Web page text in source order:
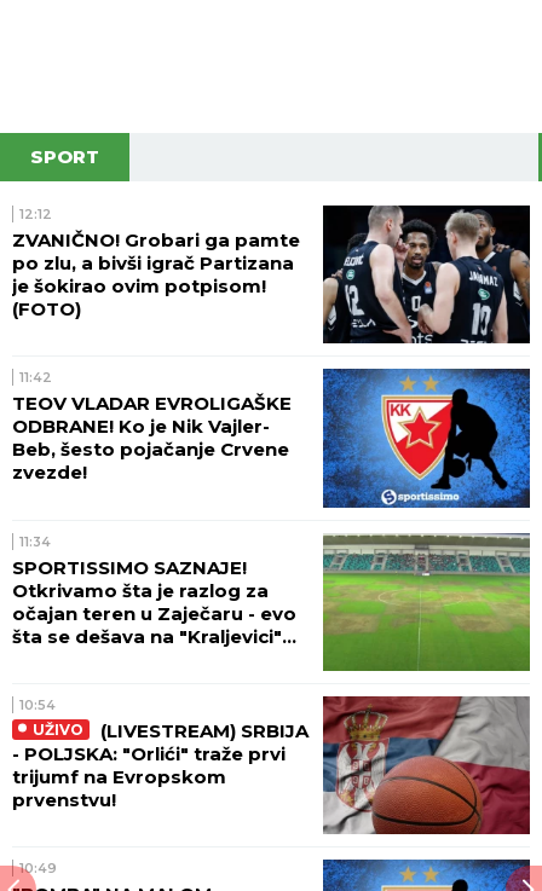
SPORT
12:12
ZVANIČNO! Grobari ga pamte
po zlu, a bivši igrač Partizana
je šokirao ovim potpisom!
(FOTO)
11:42
TEOV VLADAR EVROLIGAŠKE
ODBRANE! Ko je Nik Vajler-
Beb, šesto pojačanje Crvene
zvezde!
11:34
SPORTISSIMO SAZNAJE!
Otkrivamo šta je razlog za
očajan teren u Zaječaru - evo
šta se dešava na "Kraljevici"
10:54
UŽIVO
- POLJSKA: "Orlići" traže prvi
trijumf na Evropskom
prvenstvu!
10:49